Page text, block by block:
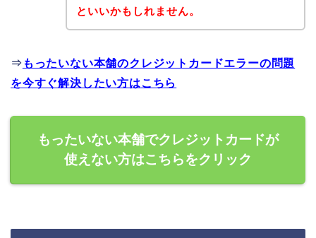
といいかもしれません。
⇒ もったいない本舗のクレジットカードエラーの問題
を今すぐ解決したい方はこちら
もったいない本舗でクレジットカードが
使えない方はこちらをクリック